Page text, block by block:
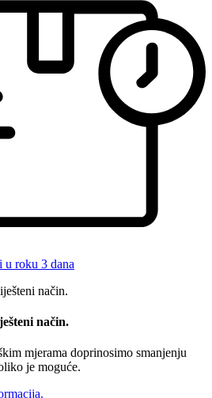
u roku 3 dana
način.
mjerama doprinosimo smanjenju
je moguće.